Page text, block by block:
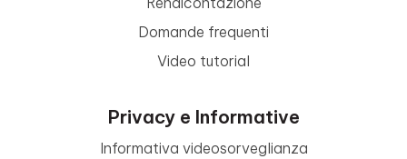
Domande frequenti
Video tutorial
Privacy e Informative
Informativa videosorveglianza